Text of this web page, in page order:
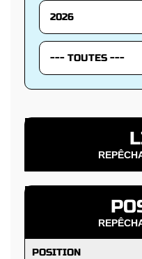
POSITION